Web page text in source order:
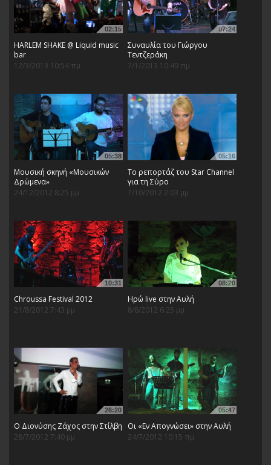
02:15
HARLEM SHAKE @ Liquid music
bar
12/3/2013 10:54 πμ
07:24
Συναυλία του Γιώργου
Τεντζεράκη
7/1/2013 10:49 πμ
05:38
Mουσική σκηνή «Μουσικών
Δρώμενα»
24/12/2012 8:25 μμ
05:16
Το ρεπορτάζ του Star Channel
για τη Σύρο
7/10/2012 2:03 μμ
10:31
Chroussa Festival 2012
21/8/2012 7:43 μμ
08:20
Ηρώ live στην Αυλή
8/8/2012 6:25 μμ
26:20
Ο Διονύσης Ζάχος στην Στίλβη
28/7/2012 7:40 μμ
05:47
Οι «Εν Απογνώσει» στην Αυλή
24/7/2012 10:15 πμ